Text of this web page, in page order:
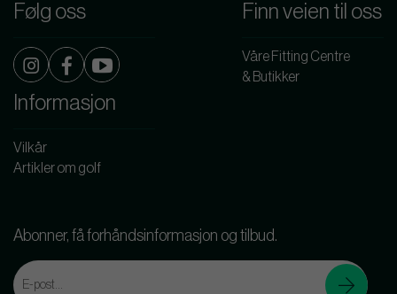
Følg oss Finn veien til oss
Våre Fitting Centre
& Butikker
Informasjon
Vilkår
Artikler om golf
Abonner, få forhåndsinformasjon og tilbud.